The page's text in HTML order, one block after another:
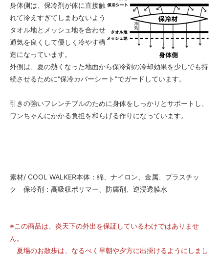
身体側は、保冷剤が体に直接触
れて冷えすぎてしまわないよう
タオル地とメッシュ地を合わせ
通気を良くして優しく冷やす構
造になっています。
外側は、夏の熱くなった地面から保冷剤の冷却効果を少しでも持
続させるために“保冷カバーシート”でガードしています。
引きの強いフレンチブルのために身体をしっかりとサポートし、
ワンちゃんにかかる負担を和らげる作りになっています。
素材/ COOL WALKER本体：綿、ナイロン、金属、プラスチッ
ク 保冷剤：高吸収ポリマー、防腐剤、逆浸透膜水
※この商品は、炎天下の外出を保証しているわけではありませ
ん。
夏場のお散歩は、なるべく早朝や夕方に出掛けるようにしまし